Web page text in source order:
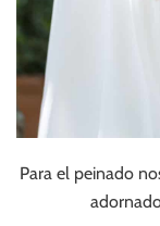
Para el peinado